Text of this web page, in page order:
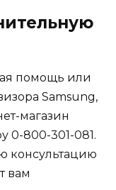
помощь или
Samsung,
магазин
0-800-301-081.
консультацию
вам